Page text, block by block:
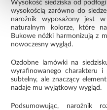
Wysokość siedziska od
wysokością zarówno do
narożnik wyposażony jest
naturalnym kolorze, które
Bukowe nóżki harmonizują z
nowoczesny wygląd.
Ozdobne lamówki na
wyrafinowanego charakteru i
subtelny, ale znaczący
nadaje mu wyjątkowy wygląd.
Podsumowując, narożnik